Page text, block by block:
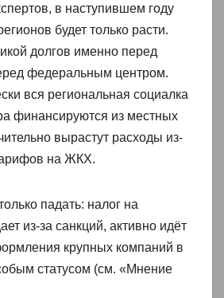
в наступившем году
будет только расти.
долгов именно перед
федеральным центром.
вся региональная социалка
финансируются из местных
вырастут расходы из-
на ЖКХ.
падать: налог на
из‑за санкций, активно идёт
крупных компаний в
статусом (см. «Мнение